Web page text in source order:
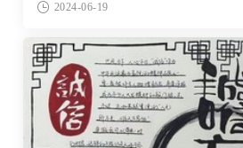
2024-06-19